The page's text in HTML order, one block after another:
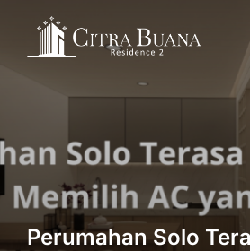
content
Perumahan Solo